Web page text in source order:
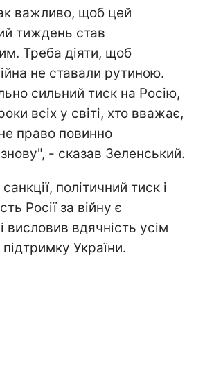
важливо, щоб цей
тиждень став
Треба діяти, щоб
не ставали рутиною.
сильний тиск на Росію,
всіх у світі, хто вважає,
право повинно
- сказав Зеленський.
політичний тиск і
Росії за війну є
висловив вдячність усім
України.